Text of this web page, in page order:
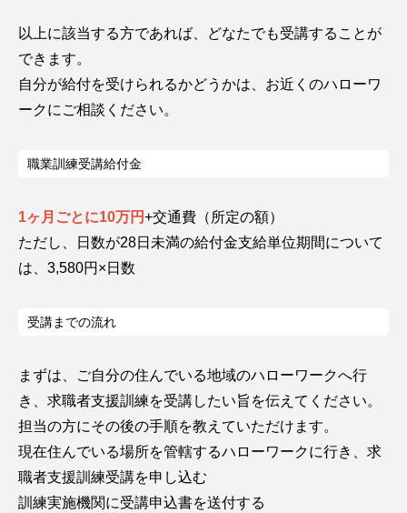
以上に該当する方であれば、どなたでも受講することが
できます。
自分が給付を受けられるかどうかは、お近くのハローワ
ークにご相談ください。
職業訓練受講給付金
1ヶ月ごとに10万円+交通費（所定の額）
ただし、日数が28日未満の給付金支給単位期間について
は、3,580円×日数
受講までの流れ
まずは、ご自分の住んでいる地域のハローワークへ行
き、求職者支援訓練を受講したい旨を伝えてください。
担当の方にその後の手順を教えていただけます。
現在住んでいる場所を管轄するハローワークに行き、求
職者支援訓練受講を申し込む
訓練実施機関に受講申込書を送付する